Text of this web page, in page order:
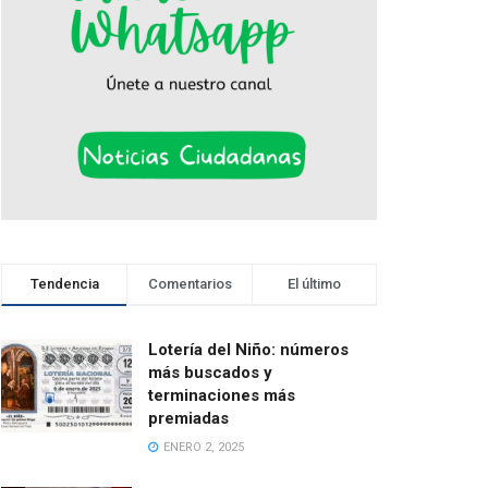
Tendencia Comentarios El último
Lotería del Niño: números
más buscados y
terminaciones más
premiadas
ENERO 2, 2025